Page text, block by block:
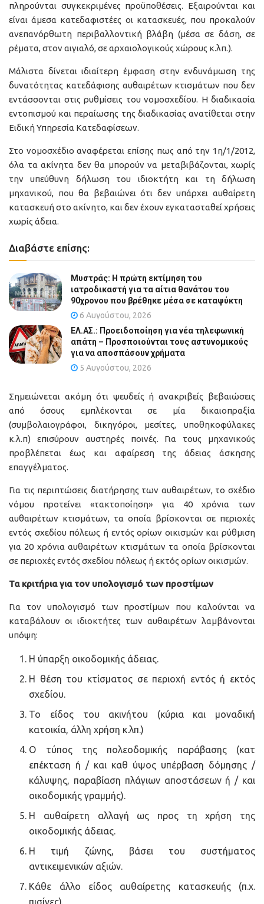
πληρούνται συγκεκριμένες προϋποθέσεις. Εξαιρούνται και
είναι άμεσα κατεδαφιστέες οι κατασκευές, που προκαλούν
ανεπανόρθωτη περιβαλλοντική βλάβη (μέσα σε δάση, σε
ρέματα, στον αιγιαλό, σε αρχαιολογικούς χώρους κ.λπ.).
Μάλιστα δίνεται ιδιαίτερη έμφαση στην ενδυνάμωση της
δυνατότητας κατεδάφισης αυθαιρέτων κτισμάτων που δεν
εντάσσονται στις ρυθμίσεις του νομοσχεδίου. Η διαδικασία
εντοπισμού και περαίωσης της διαδικασίας ανατίθεται στην
Ειδική Υπηρεσία Κατεδαφίσεων.
Στο νομοσχέδιο αναφέρεται επίσης πως από την 1η/1/2012,
όλα τα ακίνητα δεν θα μπορούν να μεταβιβάζονται, χωρίς
την υπεύθυνη δήλωση του ιδιοκτήτη και τη δήλωση
μηχανικού, που θα βεβαιώνει ότι δεν υπάρχει αυθαίρετη
κατασκευή στο ακίνητο, και δεν έχουν εγκατασταθεί χρήσεις
χωρίς άδεια.
Διαβάστε επίσης:
Μυστράς: Η πρώτη εκτίμηση του
ιατροδικαστή για τα αίτια θανάτου του
90χρονου που βρέθηκε μέσα σε καταψύκτη
6 Αυγούστου, 2026
ΕΛ.ΑΣ.: Προειδοποίηση για νέα τηλεφωνική
απάτη – Προσποιούνται τους αστυνομικούς
για να αποσπάσουν χρήματα
5 Αυγούστου, 2026
Σημειώνεται ακόμη ότι ψευδείς ή ανακριβείς βεβαιώσεις
από όσους εμπλέκονται σε μία δικαιοπραξία
(συμβολαιογράφοι, δικηγόροι, μεσίτες, υποθηκοφύλακες
κ.λ.π) επισύρουν αυστηρές ποινές. Για τους μηχανικούς
προβλέπεται έως και αφαίρεση της άδειας άσκησης
επαγγέλματος.
Για τις περιπτώσεις διατήρησης των αυθαιρέτων, το σχέδιο
νόμου προτείνει «τακτοποίηση» για 40 χρόνια των
αυθαιρέτων κτισμάτων, τα οποία βρίσκονται σε περιοχές
εντός σχεδίου πόλεως ή εντός ορίων οικισμών και ρύθμιση
για 20 χρόνια αυθαιρέτων κτισμάτων τα οποία βρίσκονται
σε περιοχές εντός σχεδίου πόλεως ή εκτός ορίων οικισμών.
Τα κριτήρια για τον υπολογισμό των προστίμων
Για τον υπολογισμό των προστίμων που καλούνται να
καταβάλουν οι ιδιοκτήτες των αυθαιρέτων λαμβάνονται
υπόψη:
Η ύπαρξη οικοδομικής άδειας.
Η θέση του κτίσματος σε περιοχή εντός ή εκτός
σχεδίου.
Το είδος του ακινήτου (κύρια και μοναδική
κατοικία, άλλη χρήση κ.λπ.)
Ο τύπος της πολεοδομικής παράβασης (κατ
επέκταση ή / και καθ ύψος υπέρβαση δόμησης /
κάλυψης, παραβίαση πλάγιων αποστάσεων ή / και
οικοδομικής γραμμής).
Η αυθαίρετη αλλαγή ως προς τη χρήση της
οικοδομικής άδειας.
Η τιμή ζώνης, βάσει του συστήματος
αντικειμενικών αξιών.
Κάθε άλλο είδος αυθαίρετης κατασκευής (π.χ.
πισίνες).